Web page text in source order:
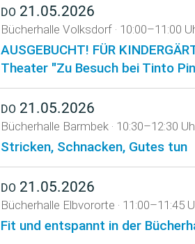
DO 21.05.2026
Bücherhalle Volksdorf · 10:00–11:00
AUSGEBUCHT! FÜR
Theater "Zu Besuch bei Tinto
DO 21.05.2026
Bücherhalle Barmbek · 10:30–12:30
Stricken, Schnacken, Gutes tun
DO 21.05.2026
Bücherhalle Elbvororte · 11:00–11:45
Fit und entspannt in der